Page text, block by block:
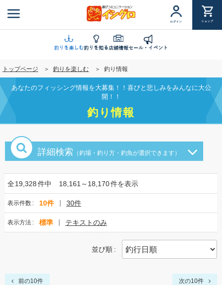
ン
に
移
動
ログイン ショップ
釣りを楽しむ釣りを知る店舗情報セール・イベント
トップページ 釣りを楽しむ 釣り情報
あなたのフィッシング情報を大募集！！喜びと悲しみをみんなに大公
開！！
釣り情報
詳細検索 （釣場・釣り方・釣魚が選択できます）
全19,328件中 18,161～18,170件を表示
表示件数 10件 30件
表示方法 標準 テキストのみ
並び順
前の10件 次の10件